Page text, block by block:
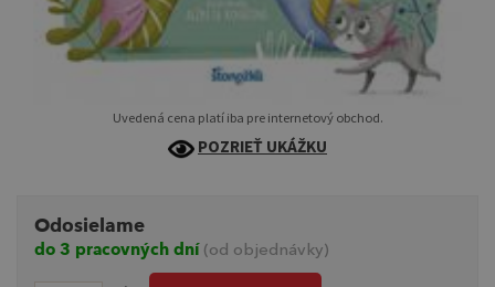
Uvedená cena platí iba pre internetový obchod.
POZRIEŤ UKÁŽKU
Odosielame
do 3 pracovných dní (od objednávky)